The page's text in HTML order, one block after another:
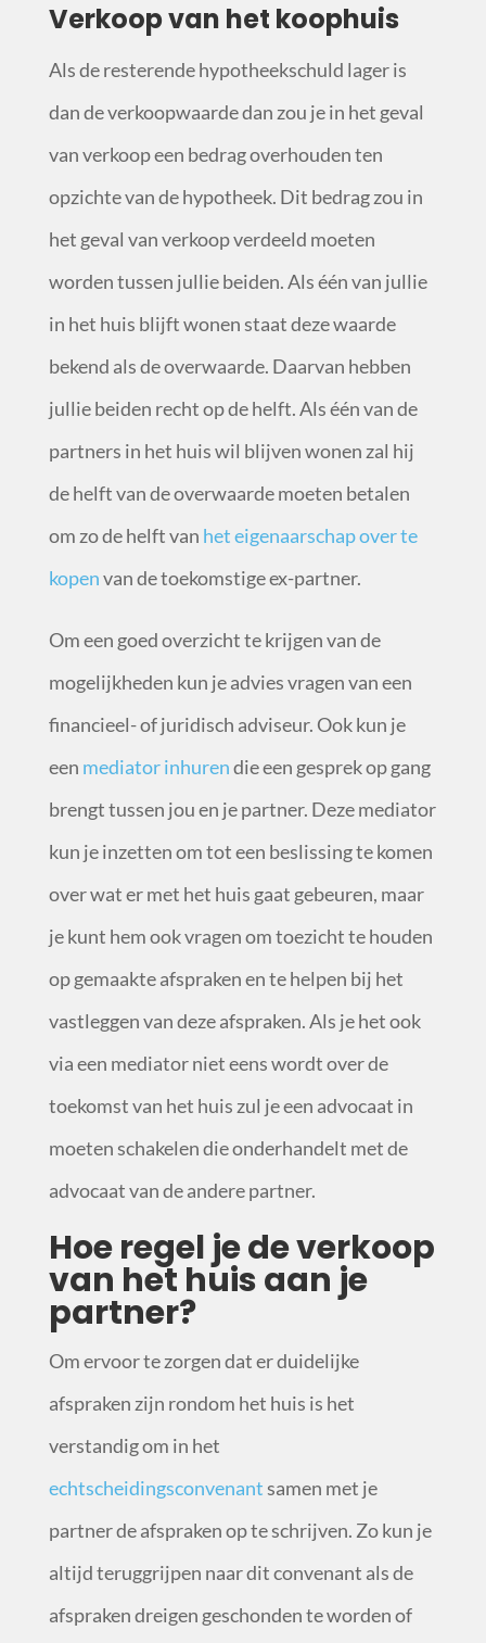
Verkoop van het koophuis
Als de resterende hypotheekschuld lager is
dan de verkoopwaarde dan zou je in het geval
van verkoop een bedrag overhouden ten
opzichte van de hypotheek. Dit bedrag zou in
het geval van verkoop verdeeld moeten
worden tussen jullie beiden. Als één van jullie
in het huis blijft wonen staat deze waarde
bekend als de overwaarde. Daarvan hebben
jullie beiden recht op de helft. Als één van de
partners in het huis wil blijven wonen zal hij
de helft van de overwaarde moeten betalen
om zo de helft van het eigenaarschap over te
kopenvan de toekomstige ex-partner.
Om een goed overzicht te krijgen van de
mogelijkheden kun je advies vragen van een
financieel- of juridisch adviseur. Ook kun je
een mediator inhurendie een gesprek op gang
brengt tussen jou en je partner. Deze mediator
kun je inzetten om tot een beslissing te komen
over wat er met het huis gaat gebeuren, maar
je kunt hem ook vragen om toezicht te houden
op gemaakte afspraken en te helpen bij het
vastleggen van deze afspraken. Als je het ook
via een mediator niet eens wordt over de
toekomst van het huis zul je een advocaat in
moeten schakelen die onderhandelt met de
advocaat van de andere partner.
Hoe regel je de verkoop
van het huis aan je
partner?
Om ervoor te zorgen dat er duidelijke
afspraken zijn rondom het huis is het
verstandig om in het
echtscheidingsconvenantsamen met je
partner de afspraken op te schrijven. Zo kun je
altijd teruggrijpen naar dit convenant als de
afspraken dreigen geschonden te worden of